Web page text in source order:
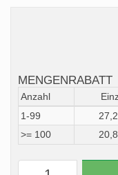
MENGENRABATT
Anzahl
1-99
>= 100